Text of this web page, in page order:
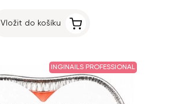
Vložit do košíku
INGINAILS PROFESSIONAL